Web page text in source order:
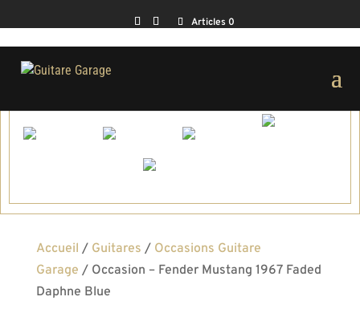
Articles 0
Accueil / Guitares / Occasions Guitare
Garage / Occasion – Fender Mustang 1967 Faded
Daphne Blue